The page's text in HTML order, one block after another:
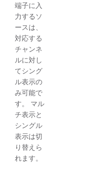
端子に入
力するソ
ースは、
対応する
チャンネ
ルに対し
てシング
ル表示の
み可能で
す。 マル
チ表示と
シングル
表示は切
り替えら
れます。